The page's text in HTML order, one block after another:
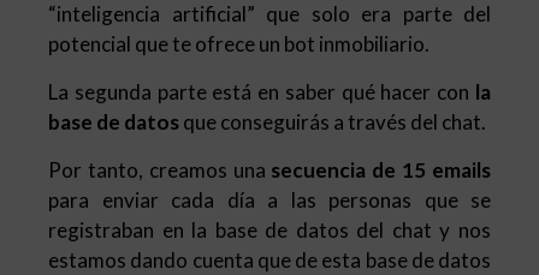
“inteligencia artificial” que solo era parte del
potencial que te ofrece un bot inmobiliario.
La segunda parte está en saber qué hacer con la
base de datosque conseguirás a través del chat.
Por tanto, creamos una secuencia de 15 emails
para enviar cada día a las personas que se
registraban en la base de datos del chat y nos
estamos dando cuenta que de esta base de datos